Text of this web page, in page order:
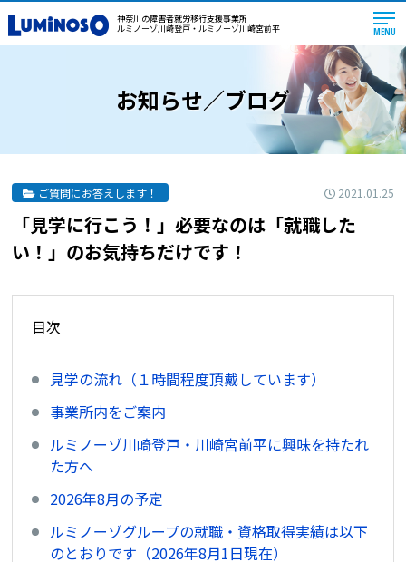
神奈川の障害者就労移行支援事業所
ルミノーゾ川崎登戸・ルミノーゾ川崎宮前平
MENU
お知らせ／ブログ
ご質問にお答えします！ 2021.01.25
「見学に行こう！」必要なのは「就職した
い！」のお気持ちだけです！
目次
見学の流れ（１時間程度頂戴しています）
事業所内をご案内
ルミノーゾ川崎登戸・川崎宮前平に興味を持たれ
た方へ
2026年8月の予定
ルミノーゾグループの就職・資格取得実績は以下
のとおりです（2026年8月1日現在）